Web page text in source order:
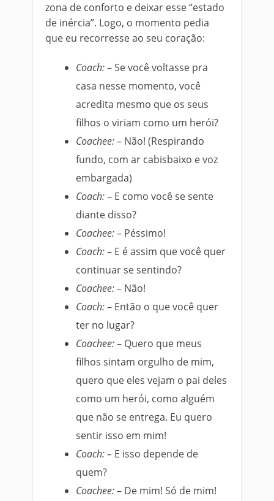
zona de conforto e deixar esse “estado
de inércia”. Logo, o momento pedia
que eu recorresse ao seu coração:
Coach:– Se você voltasse pra
casa nesse momento, você
acredita mesmo que os seus
filhos o viriam como um herói?
Coachee:– Não! (Respirando
fundo, com ar cabisbaixo e voz
embargada)
Coach:– E como você se sente
diante disso?
Coachee:– Péssimo!
Coach:– E é assim que você quer
continuar se sentindo?
Coachee:– Não!
Coach:– Então o que você quer
ter no lugar?
Coachee:– Quero que meus
filhos sintam orgulho de mim,
quero que eles vejam o pai deles
como um herói, como alguém
que não se entrega. Eu quero
sentir isso em mim!
Coach: – E isso depende de
quem?
Coachee:– De mim! Só de mim!